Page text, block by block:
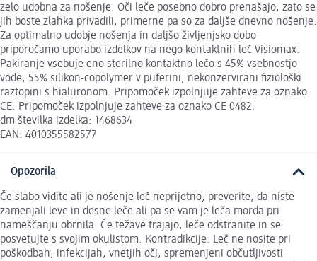
zelo udobna za nošenje. Oči leče posebno dobro prenašajo, zato se
jih boste zlahka privadili, primerne pa so za daljše dnevno nošenje.
Za optimalno udobje nošenja in daljšo življenjsko dobo
priporočamo uporabo izdelkov na nego kontaktnih leč Visiomax.
Pakiranje vsebuje eno sterilno kontaktno lečo s 45% vsebnostjo
vode, 55% silikon-copolymer v puferini, nekonzervirani fiziološki
raztopini s hialuronom. Pripomoček izpolnjuje zahteve za oznako
CE. Pripomoček izpolnjuje zahteve za oznako CE 0482.
dm številka izdelka: 1468634
EAN: 4010355582577
Opozorila
Če slabo vidite ali je nošenje leč neprijetno, preverite, da niste
zamenjali leve in desne leče ali pa se vam je leča morda pri
nameščanju obrnila. Če težave trajajo, leče odstranite in se
posvetujte s svojim okulistom. Kontradikcije: Leč ne nosite pri
poškodbah, infekcijah, vnetjih oči, spremenjeni občutljivosti